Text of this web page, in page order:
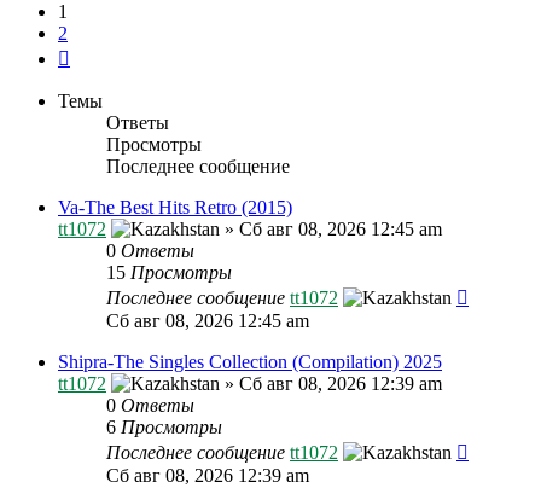
1
2
Темы
Ответы
Просмотры
Последнее сообщение
Va-The Best Hits Retro (2015)
tt1072
» Сб авг 08, 2026 12:45 am
0 Ответы
15 Просмотры
Последнее сообщение tt1072
Сб авг 08, 2026 12:45 am
Shipra-The Singles Collection (Compilation) 2025
tt1072
» Сб авг 08, 2026 12:39 am
0 Ответы
6 Просмотры
Последнее сообщение tt1072
Сб авг 08, 2026 12:39 am